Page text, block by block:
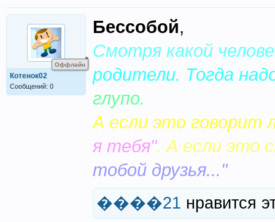
Оффлайн
Котенок02
Сообщений: 0
Бессобой,
Смотря какой
родители. Тогда
глупо.
А если это говорит
я тебя". А если это
тобой друзья..."
����21 нравится